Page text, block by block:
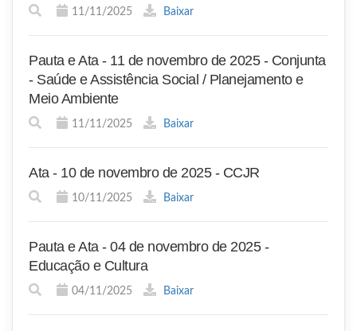
11/11/2025 Baixar
Pauta e Ata - 11 de novembro de 2025 - Conjunta
- Saúde e Assistência Social / Planejamento e
Meio Ambiente
11/11/2025 Baixar
Ata - 10 de novembro de 2025 - CCJR
10/11/2025 Baixar
Pauta e Ata - 04 de novembro de 2025 -
Educação e Cultura
04/11/2025 Baixar